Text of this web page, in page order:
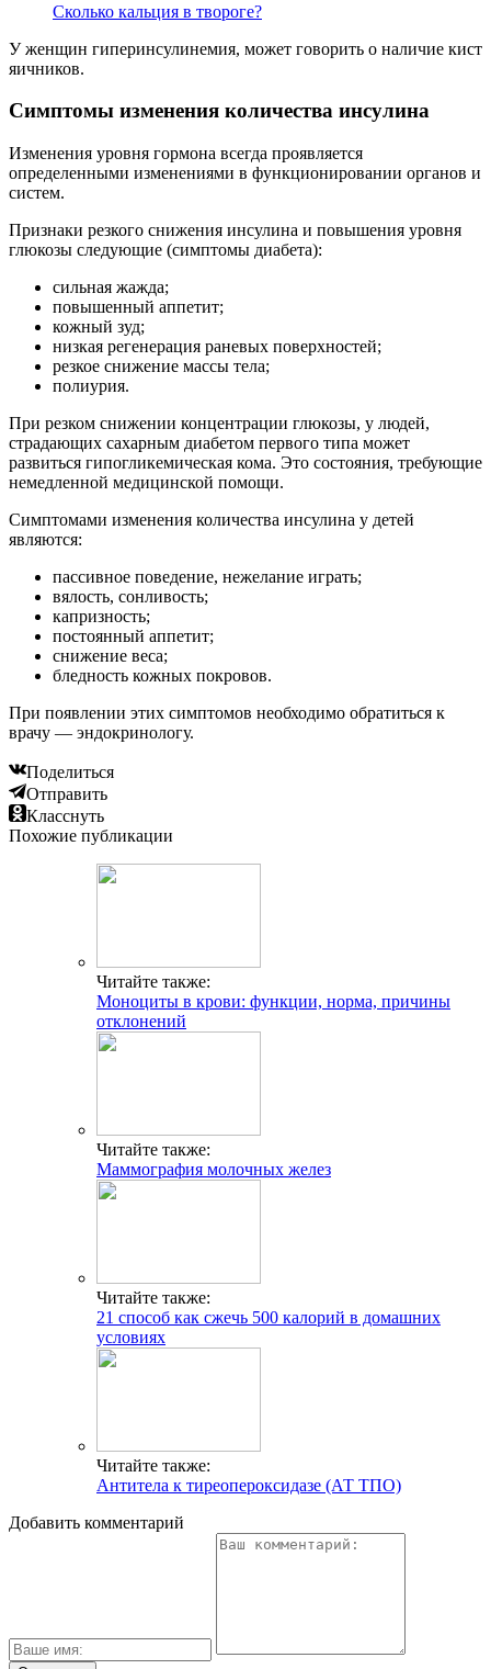
Сколько кальция в твороге?
У женщин гиперинсулинемия, может говорить о наличие кист
яичников.
Симптомы изменения количества инсулина
Изменения уровня гормона всегда проявляется
определенными изменениями в функционировании органов и
систем.
Признаки резкого снижения инсулина и повышения уровня
глюкозы следующие (симптомы диабета):
сильная жажда;
повышенный аппетит;
кожный зуд;
низкая регенерация раневых поверхностей;
резкое снижение массы тела;
полиурия.
При резком снижении концентрации глюкозы, у людей,
страдающих сахарным диабетом первого типа может
развиться гипогликемическая кома. Это состояния, требующие
немедленной медицинской помощи.
Симптомами изменения количества инсулина у детей
являются:
пассивное поведение, нежелание играть;
вялость, сонливость;
капризность;
постоянный аппетит;
снижение веса;
бледность кожных покровов.
При появлении этих симптомов необходимо обратиться к
врачу — эндокринологу.
Поделиться
Отправить
Класснуть
Похожие публикации
Читайте также:
Моноциты в крови: функции, норма, причины
отклонений
Читайте также:
Маммография молочных желез
Читайте также:
21 способ как сжечь 500 калорий в домашних
условиях
Читайте также:
Антитела к тиреопероксидазе (АТ ТПО)
Добавить комментарий